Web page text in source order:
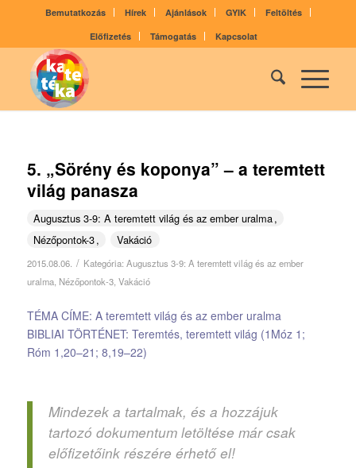
Bemutatkozás Hírek Ajánlások GYIK
Feltöltés
Előfizetés
Támogatás Kapcsolat
5. „Sörény és koponya” – a teremtett
világ panasza
Augusztus 3-9: A teremtett világ és az ember uralma
Nézőpontok-3
Vakáció
2015.08.06. / Kategória: Augusztus 3-9: A teremtett világ és az ember
uralma, Nézőpontok-3, Vakáció
TÉMA CÍME: A teremtett világ és az ember uralma
BIBLIAI TÖRTÉNET: Teremtés, teremtett világ (1Móz 1;
Róm 1,20–21; 8,19–22)
Mindezek a tartalmak, és a hozzájuk
tartozó dokumentum letöltése már csak
előfizetőink részére érhető el!